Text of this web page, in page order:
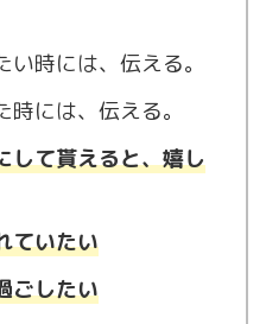
時には、伝える。
には、伝える。
して貰えると、嬉し
ていたい
ごしたい